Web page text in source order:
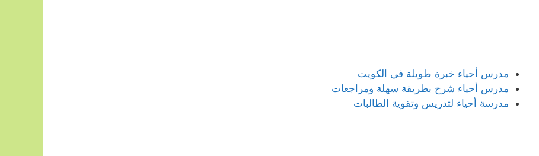
مدرس أحياء خبرة طويلة في الكويت
مدرس أحياء شرح بطريقة سهلة ومراجعات
مدرسة أحياء لتدريس وتقوية الطالبات